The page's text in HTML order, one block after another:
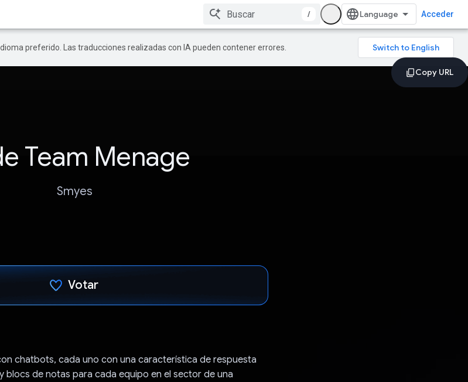
/ Acceder
preferido. Las traducciones realizadas con IA pueden contener errores.
Team Menage
Smyes
Votar
chatbots, cada uno con una característica de respuesta
blocs de notas para cada equipo en el sector de una